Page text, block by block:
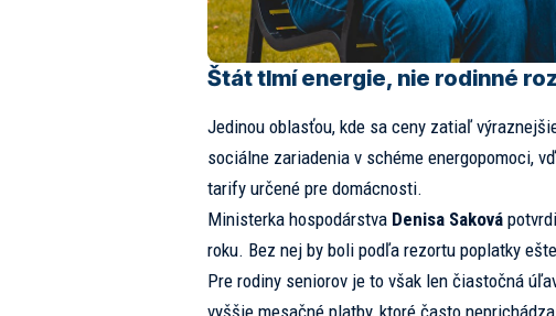
Štát tlmí energie, nie rodinné
Jedinou oblasťou, kde sa ceny zatiaľ
sociálne zariadenia v schéme energopomoci,
tarify určené pre domácnosti.
Ministerka hospodárstva Denisa Saková
roku. Bez nej by boli podľa rezortu poplatky
Pre rodiny seniorov je to však len čiastočná
vyššie mesačné platby, ktoré často